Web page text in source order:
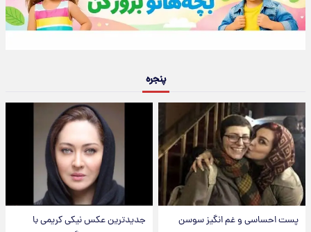
پنجره
پست احساسی و غم انگیز سوسن
جدیدترین عکس نیکی کریمی با